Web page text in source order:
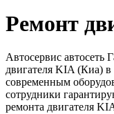
Ремонт
Автосервис автосеть
двигателя KIA (Киа) в
современным
сотрудники
ремонта двигателя